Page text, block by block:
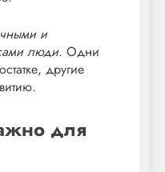
и
люди. Одни
другие
для